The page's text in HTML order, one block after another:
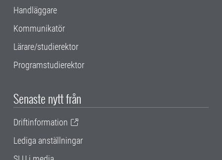
Handläggare
Kommunikatör
Lärare/studierektor
Programstudierektor
Senaste nytt från
Driftinformation
Lediga anställningar